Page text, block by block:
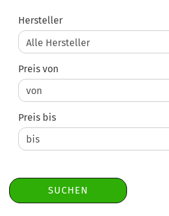
HERSTELLER
Hersteller
Preis von
Preis bis
SUCHEN